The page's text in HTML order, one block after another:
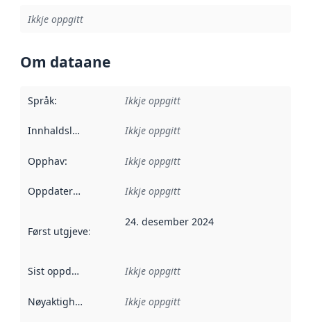
Ikkje oppgitt
Om dataane
Språk: Ikkje oppgitt
Innhaldsleverandørar :
Ikkje oppgitt
Opphav: Ikkje oppgitt
Oppdateringsfrekvens :
Ikkje oppgitt
Først utgjeve:
24. desember 2024
Sist oppdatert Ikkje oppgitt
Nøyaktigheit Ikkje oppgitt